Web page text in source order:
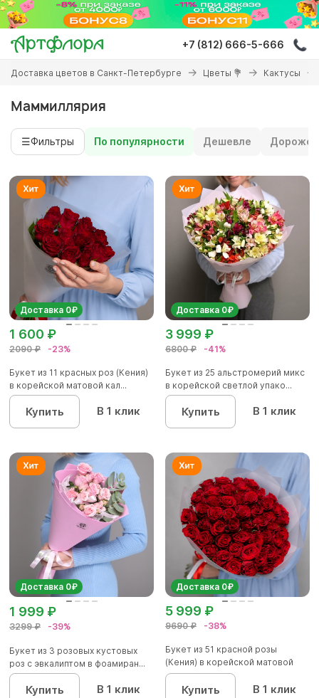
Перейти
основному
содержанию
+7 (812) 666-5-666
Вы
здесь
Доставка цветов в Санкт-Петербурге Цветы 💐 Кактусы
Маммиллярия
☰Фильтры По популярности Дешевле Дороже
Доставка 0₽
2090 ₽ -23%
1 600 ₽
Букет из 11 красных роз (Кения)
в корейской матовой кал...
Купить В 1 клик
Доставка 0₽
6800 ₽ -41%
3 999 ₽
Букет из 25 альстромерий микс
в корейской светлой упако...
Купить В 1 клик
Доставка 0₽
3299 ₽ -39%
1 999 ₽
Букет из 3 розовых кустовых
роз с эвкалиптом в фоамиран...
Купить В 1 клик
Доставка 0₽
9690 ₽ -38%
5 999 ₽
Букет из 51 красной розы
(Кения) в корейской матовой
уп...
Купить В 1 клик